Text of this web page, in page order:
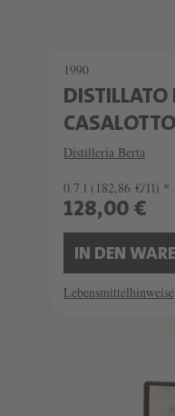
1990
CASALOTTO
Distilleria Berta
0.7 l (182,86 €/1l) *
128,00 €
IN DEN
Lebensmittelhinweise